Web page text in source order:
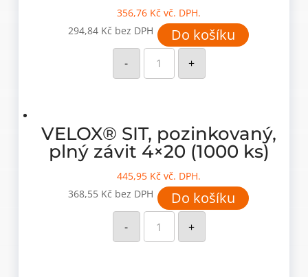
356,76 Kč vč. DPH.
294,84 Kč bez DPH Do košíku
-
VELOX®
SIT,
pozinkovaný,
plný
množství
+
VELOX® SIT, pozinkovaný,
plný závit 4×20 (1000 ks)
445,95 Kč vč. DPH.
368,55 Kč bez DPH Do košíku
-
VELOX®
SIT,
pozinkovaný,
plný
+